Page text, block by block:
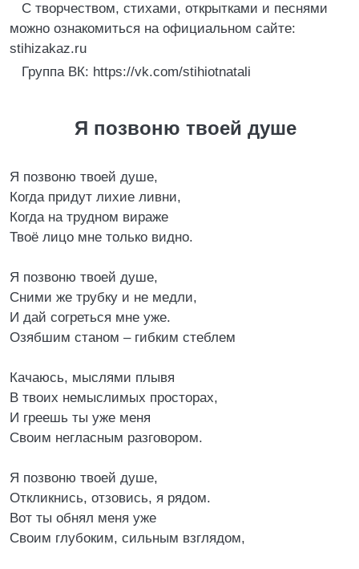
С творчеством, стихами, открытками и песнями
можно ознакомиться на официальном сайте:
stihizakaz.ru
Группа ВК: https://vk.com/stihiotnatali
Я позвоню твоей душе
Я позвоню твоей душе,
Когда придут лихие ливни,
Когда на трудном вираже
Твоё лицо мне только видно.
Я позвоню твоей душе,
Сними же трубку и не медли,
И дай согреться мне уже.
Озябшим станом – гибким стеблем
Качаюсь, мыслями плывя
В твоих немыслимых просторах,
И греешь ты уже меня
Своим негласным разговором.
Я позвоню твоей душе,
Откликнись, отзовись, я рядом.
Вот ты обнял меня уже
Своим глубоким, сильным взглядом,